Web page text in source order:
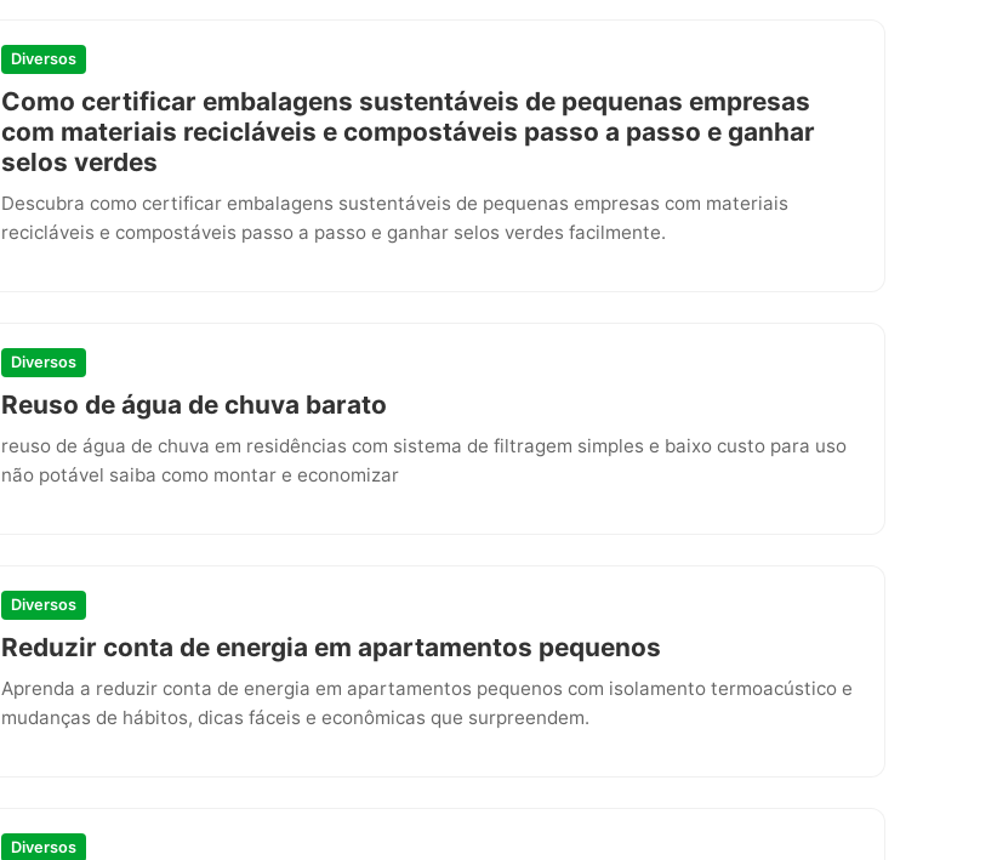
Diversos
Como certificar embalagens sustentáveis de pequenas empresas
com materiais recicláveis e compostáveis passo a passo e ganhar
selos verdes
Descubra como certificar embalagens sustentáveis de pequenas empresas com materiais
recicláveis e compostáveis passo a passo e ganhar selos verdes facilmente.
Diversos
Reuso de água de chuva barato
reuso de água de chuva em residências com sistema de filtragem simples e baixo custo para uso
não potável saiba como montar e economizar
Diversos
Reduzir conta de energia em apartamentos pequenos
Aprenda a reduzir conta de energia em apartamentos pequenos com isolamento termoacústico e
mudanças de hábitos, dicas fáceis e econômicas que surpreendem.
Diversos